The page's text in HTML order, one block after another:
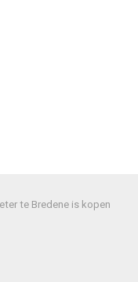
te Bredene is kopen